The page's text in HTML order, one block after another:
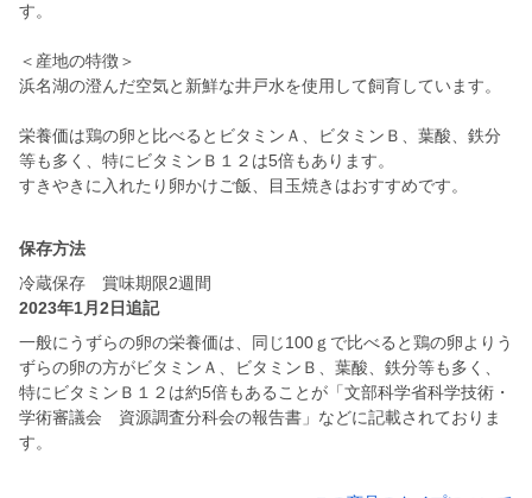
す。
＜産地の特徴＞
浜名湖の澄んだ空気と新鮮な井戸水を使用して飼育しています。
栄養価は鶏の卵と比べるとビタミンＡ、ビタミンＢ、葉酸、鉄分
等も多く、特にビタミンＢ１２は5倍もあります。
すきやきに入れたり卵かけご飯、目玉焼きはおすすめです。
保存方法
冷蔵保存 賞味期限2週間
2023年1月2日追記
一般にうずらの卵の栄養価は、同じ100ｇで比べると鶏の卵よりう
ずらの卵の方がビタミンＡ、ビタミンＢ、葉酸、鉄分等も多く、
特にビタミンＢ１２は約5倍もあることが「文部科学省科学技術・
学術審議会 資源調査分科会の報告書」などに記載されておりま
す。